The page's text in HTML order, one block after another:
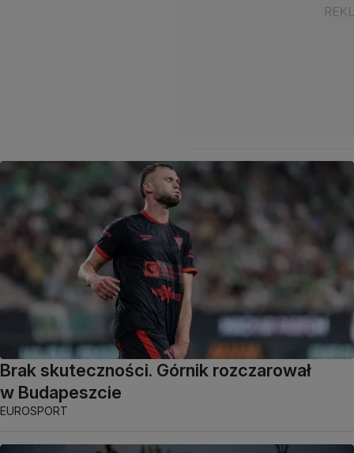
Brak skuteczności. Górnik rozczarował
w Budapeszcie
EUROSPORT